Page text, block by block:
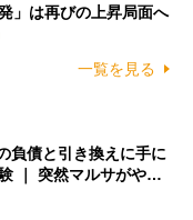
」は再びの上昇局面へ
一覧を見る
負債と引き換えに手に
｜ 突然マルサがや…